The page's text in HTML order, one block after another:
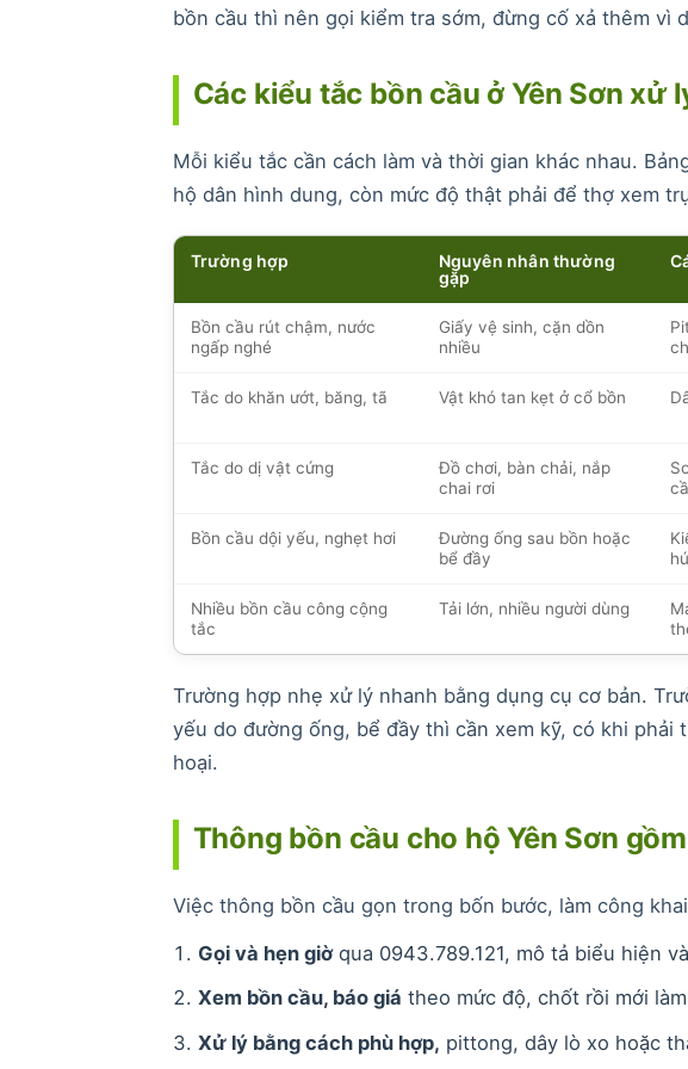
bồn cầu thì nên gọi kiểm tra sớm, đừng cố xả thêm vì
Các kiểu tắc bồn cầu ở Yên Sơn xử
Mỗi kiểu tắc cần cách làm và thời gian khác nhau.
hộ dân hình dung, còn mức độ thật phải để thợ xem
Trường hợp
Nguyên nhân thường
gặp
Bồn cầu rút chậm, nước
ngấp nghé
Giấy vệ sinh, cặn dồn
nhiều
Tắc do khăn ướt, băng, tã Vật khó tan kẹt ở cổ bồn
Tắc do dị vật cứng
Đồ chơi, bàn chải, nắp
chai rơi
Bồn cầu dội yếu, nghẹt hơi
Đường ống sau bồn hoặc
bể đầy
Nhiều bồn cầu công cộng
tắc
Tải lớn, nhiều người dùng
Trường hợp nhẹ xử lý nhanh bằng dụng cụ cơ bản.
yếu do đường ống, bể đầy thì cần xem kỹ, có khi phải
hoại.
Thông bồn cầu cho hộ Yên Sơn
Việc thông bồn cầu gọn trong bốn bước, làm công
Gọi và hẹn giờqua 0943.789.121, mô tả biểu hiện
Xem bồn cầu, báo giá theo mức độ, chốt rồi mới
Xử lý bằng cách phù hợp, pittong, dây lò xo hoặc